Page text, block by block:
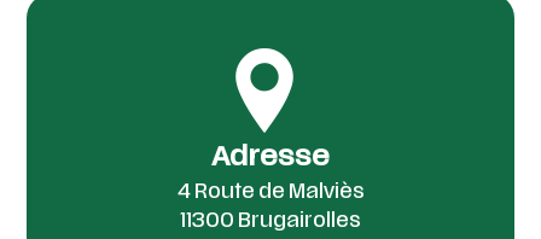
Adresse
4 Route de Malviès
11300 Brugairolles